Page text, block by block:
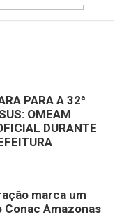
PARA A 32ª
OMEAM
DURANTE
marca um
Conac Amazonas